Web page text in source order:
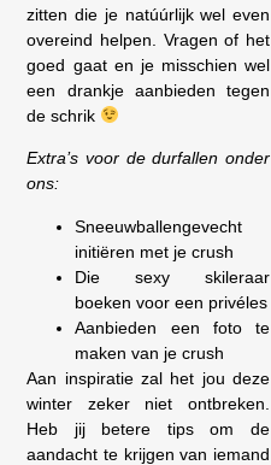
zitten die je natúúrlijk wel even
overeind helpen. Vragen of het
goed gaat en je misschien wel
een drankje aanbieden tegen
de schrik
Extra’s voor de durfallen onder
ons:
Sneeuwballengevecht
initiëren met je crush
Die sexy skileraar
boeken voor een privéles
Aanbieden een foto te
maken van je crush
Aan inspiratie zal het jou deze
winter zeker niet ontbreken.
Heb jij betere tips om de
aandacht te krijgen van iemand